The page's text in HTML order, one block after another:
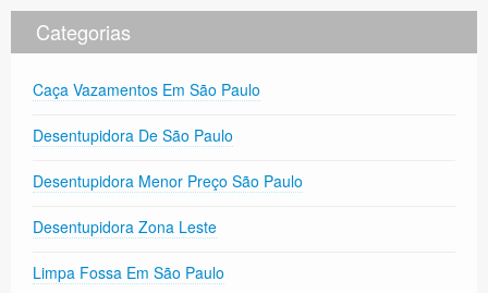
Categorias
Caça Vazamentos Em São Paulo
Desentupidora De São Paulo
Desentupidora Menor Preço São Paulo
Desentupidora Zona Leste
Limpa Fossa Em São Paulo